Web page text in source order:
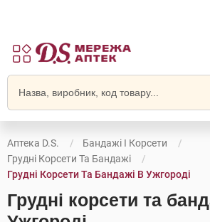
Аптека D.S.
Бандажі І Корсети
Грудні Корсети Та Бандажі
Грудні Корсети Та Бандажі В Ужгороді
Грудні корсети та